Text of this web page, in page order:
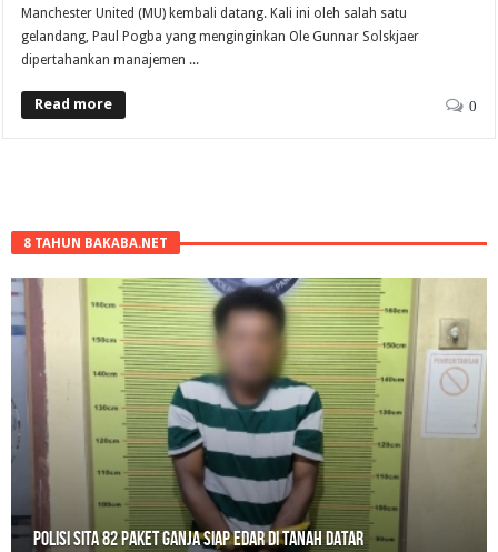
Manchester United (MU) kembali datang. Kali ini oleh salah satu
gelandang, Paul Pogba yang menginginkan Ole Gunnar Solskjaer
dipertahankan manajemen ...
Read more 0
8 TAHUN BAKABA.NET
Polisi Sita 82 Paket Ganja Siap Edar di Tanah Datar